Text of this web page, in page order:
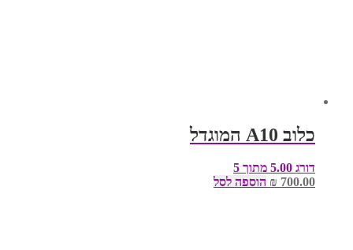
כלוב A10 המוגדל
דורג 5.00 מתוך 5
₪ 700.00 הוספה לסל